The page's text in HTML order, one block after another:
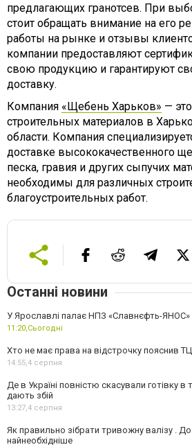
предлагающих гранотсев. При
стоит обращать внимание на его
работы на рынке и отзывы
компании предоставляют
свою продукцию и гарантируют
доставку.
Компания «Щебень Харьков» —
строительных материалов в
области. Компания
доставке высококачественного
песка, гравия и других сыпучих
необходимы для различных
благоустроительных работ.
Останні новини
У Ярославлі палає НПЗ «Славнєфть-ЯНОС»
11:20,Сьогодні
Хто не має права на відстрочку пояснив
14:55,4 серпня
Де в Україні повністю скасували готівку в
дають збій
13:27,4 серпня
Як правильно зібрати тривожну валізу .
найнеобхідніше